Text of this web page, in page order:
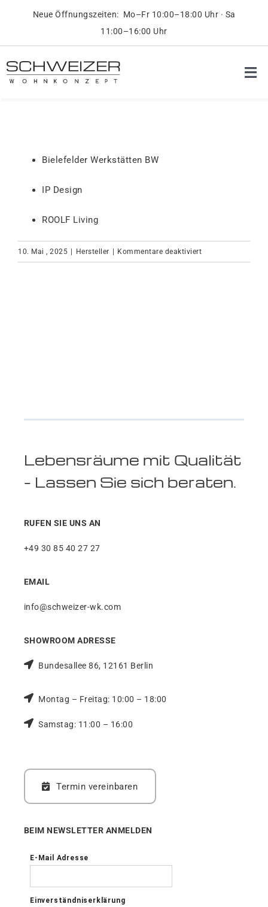
content
Neue Öffnungszeiten: Mo–Fr 10:00–18:00 Uhr · Sa
11:00–16:00 Uhr
Bielefelder Werkstätten BW
IP Design
ROOLF Living
10. Mai , 2025 Hersteller Kommentare deaktiviertfür
Lebensräume mit Qualität
– Lassen Sie sich beraten.
RUFEN SIE UNS AN
+49 30 85 40 27 27
EMAIL
info@schweizer-wk.com
SHOWROOM ADRESSE
Bundesallee 86, 12161 Berlin
Montag – Freitag: 10:00 – 18:00
Samstag: 11:00 – 16:00
Termin vereinbaren
BEIM NEWSLETTER ANMELDEN